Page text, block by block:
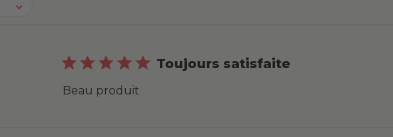
Toujours satisfaite
Beau produit